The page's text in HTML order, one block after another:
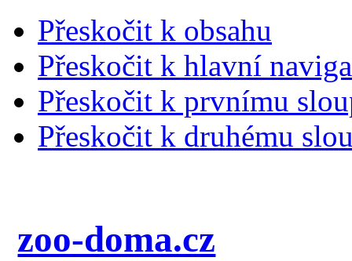
Přeskočit k obsahu
Přeskočit k hlavní
Přeskočit k prvnímu
Přeskočit k druhému
zoo-doma.cz